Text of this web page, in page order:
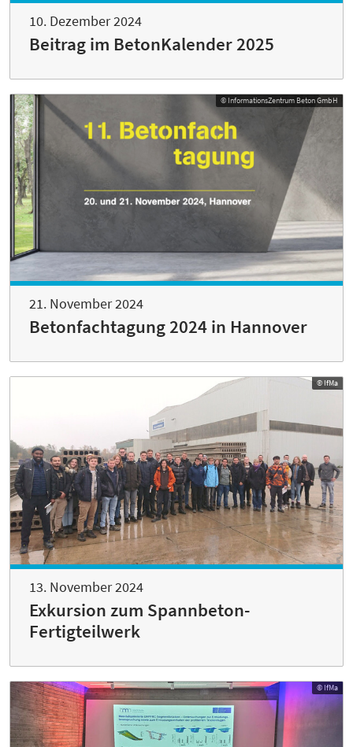
10. Dezember 2024
Beitrag im BetonKalender 2025
© InformationsZentrum Beton GmbH
21. November 2024
Betonfachtagung 2024 in Hannover
© IfMa
13. November 2024
Exkursion zum Spannbeton-
Fertigteilwerk
© IfMa